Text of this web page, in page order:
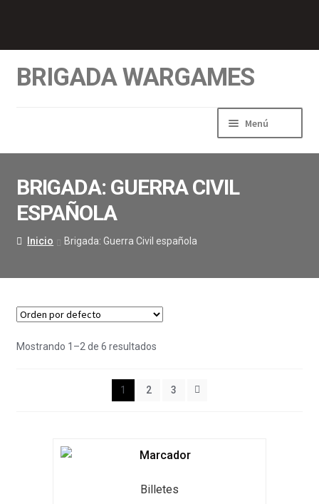
BRIGADA WARGAMES
Menú
BRIGADA: GUERRA CIVIL
ESPAÑOLA
Inicio Brigada: Guerra Civil española
Mostrando 1–2 de 6 resultados
1 2 3
Billetes